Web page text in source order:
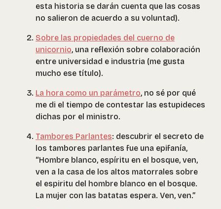
esta historia se darán cuenta que las cosas
no salieron de acuerdo a su voluntad).
Sobre las propiedades del cuerno de
unicornio, una reflexión sobre colaboración
entre universidad e industria (me gusta
mucho ese título).
La hora como un parámetro, no sé por qué
me di el tiempo de contestar las estupideces
dichas por el ministro.
Tambores Parlantes: descubrir el secreto de
los tambores parlantes fue una epifanía,
“Hombre blanco, espíritu en el bosque, ven,
ven a la casa de los altos matorrales sobre
el espiritu del hombre blanco en el bosque.
La mujer con las batatas espera. Ven, ven.”